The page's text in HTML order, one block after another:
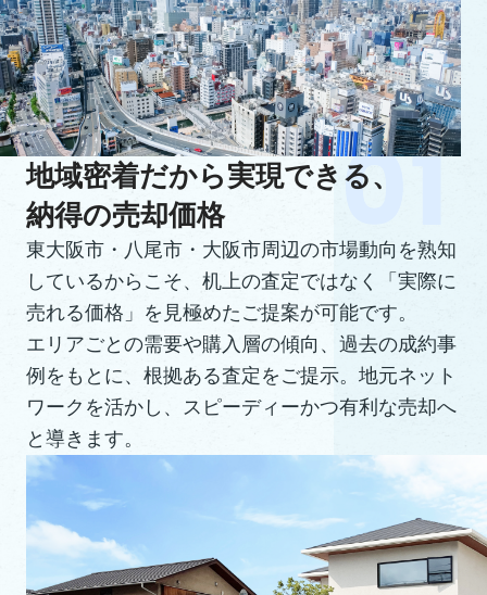
地域密着だから実現できる、
納得の売却価格
東大阪市・八尾市・大阪市周辺の市場動向を熟知
しているからこそ、机上の査定ではなく「実際に
売れる価格」を見極めたご提案が可能です。
エリアごとの需要や購入層の傾向、過去の成約事
例をもとに、根拠ある査定をご提示。地元ネット
ワークを活かし、スピーディーかつ有利な売却へ
と導きます。